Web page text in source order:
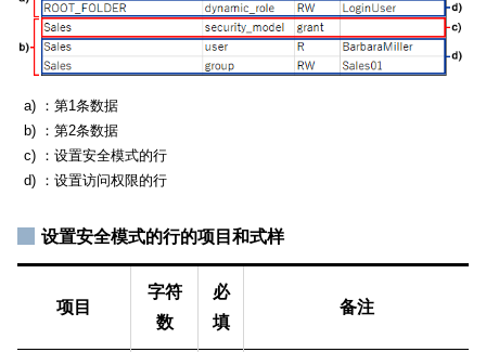
a) ：第1条数据
b) ：第2条数据
c) ：设置安全模式的行
d) ：设置访问权限的行
设置安全模式的行的项目和式样
项目
字符
数
必
填
备注